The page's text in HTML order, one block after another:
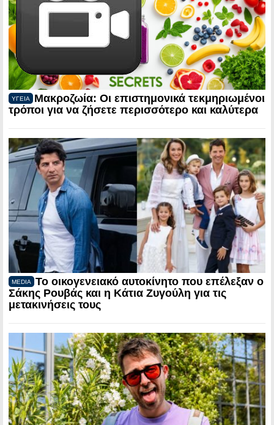
ΥΓΕΙΑ
Μακροζωία: Οι επιστημονικά τεκμηριωμένοι
τρόποι για να ζήσετε περισσότερο και καλύτερα
MEDIA
Το οικογενειακό αυτοκίνητο που επέλεξαν ο
Σάκης Ρουβάς και η Κάτια Ζυγούλη για τις
μετακινήσεις τους